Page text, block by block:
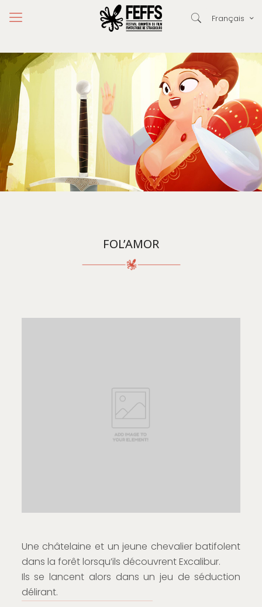
Français
FOL’AMOR
Une châtelaine et un jeune chevalier batifolent
dans la forêt lorsqu’ils découvrent Excalibur.
Ils se lancent alors dans un jeu de séduction
délirant.